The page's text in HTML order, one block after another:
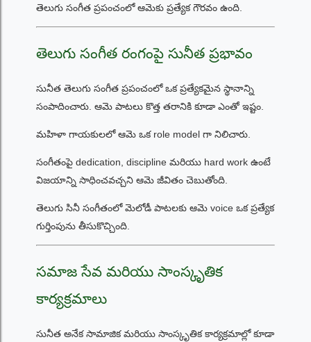
తెలుగు సంగీత ప్రపంచంలో ఆమెకు ప్రత్యేక గౌరవం ఉంది.
తెలుగు సంగీత రంగంపై సునీత ప్రభావం
సునీత తెలుగు సంగీత ప్రపంచంలో ఒక ప్రత్యేకమైన స్థానాన్ని
సంపాదించారు. ఆమె పాటలు కొత్త తరానికి కూడా ఎంతో ఇష్టం.
మహిళా గాయకులలో ఆమె ఒక role model గా నిలిచారు.
సంగీతంపై dedication, discipline మరియు hard work ఉంటే
విజయాన్ని సాధించవచ్చని ఆమె జీవితం చెబుతోంది.
తెలుగు సినీ సంగీతంలో మెలోడీ పాటలకు ఆమె voice ఒక ప్రత్యేక
గుర్తింపును తీసుకొచ్చింది.
సమాజ సేవ మరియు సాంస్కృతిక
కార్యక్రమాలు
సునీత అనేక సామాజిక మరియు సాంస్కృతిక కార్యక్రమాల్లో కూడా